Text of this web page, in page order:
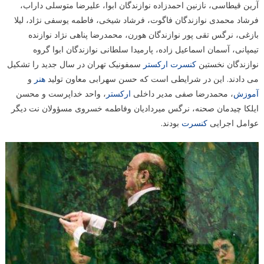
آرین قیطاسی، نازنین احمدزاده نوازندگان ابوا، علیرضا متوسلی داراب،
فرشاد محمدی نوازندگان فاگوت، فرشاد شیخی، فاطمه یوسفی نژاد، لیلا
بازغی، نرگس تقی پور نوازندگان هورن، محمدرضا پناهی نژاد نوازنده
تیمپانی، آسمان اسماعیل زاده، پارمیدا سلطانی نوازندگان ابوا گروه
نوازندگان نخستین کنسرت ارکستر سمفونیک تهران در سال جدید را تشکیل
می دادند. این در شرایطی است که حسن سهرابی معاون تولید هنر و
آموزش، محمدرضا صفی مدیر داخلی ارکستر ، واحد خداپرست و محسن
ایلکا چیدمان صحنه، نرگس میردادیان وفاطمه خسروی مسؤولان نت دیگر
عوامل اجرایی کنسرت بودند.